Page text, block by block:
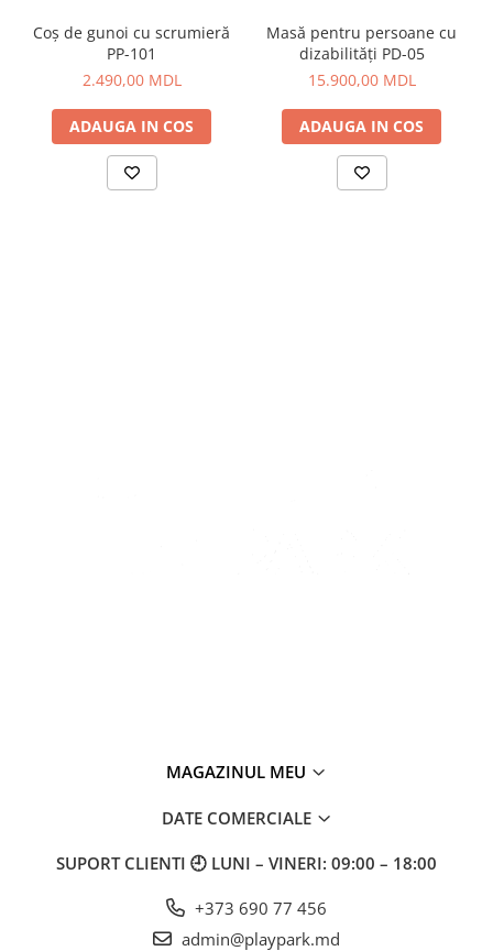
Coș de gunoi cu scrumieră
PP-101
2.490,00 MDL
ADAUGA IN COS
Masă pentru persoane cu
dizabilități PD-05
15.900,00 MDL
ADAUGA IN COS
MAGAZINUL MEU
DATE COMERCIALE
SUPORT CLIENTI 🕘 LUNI – VINERI: 09:00 – 18:00
+373 690 77 456
admin@playpark.md